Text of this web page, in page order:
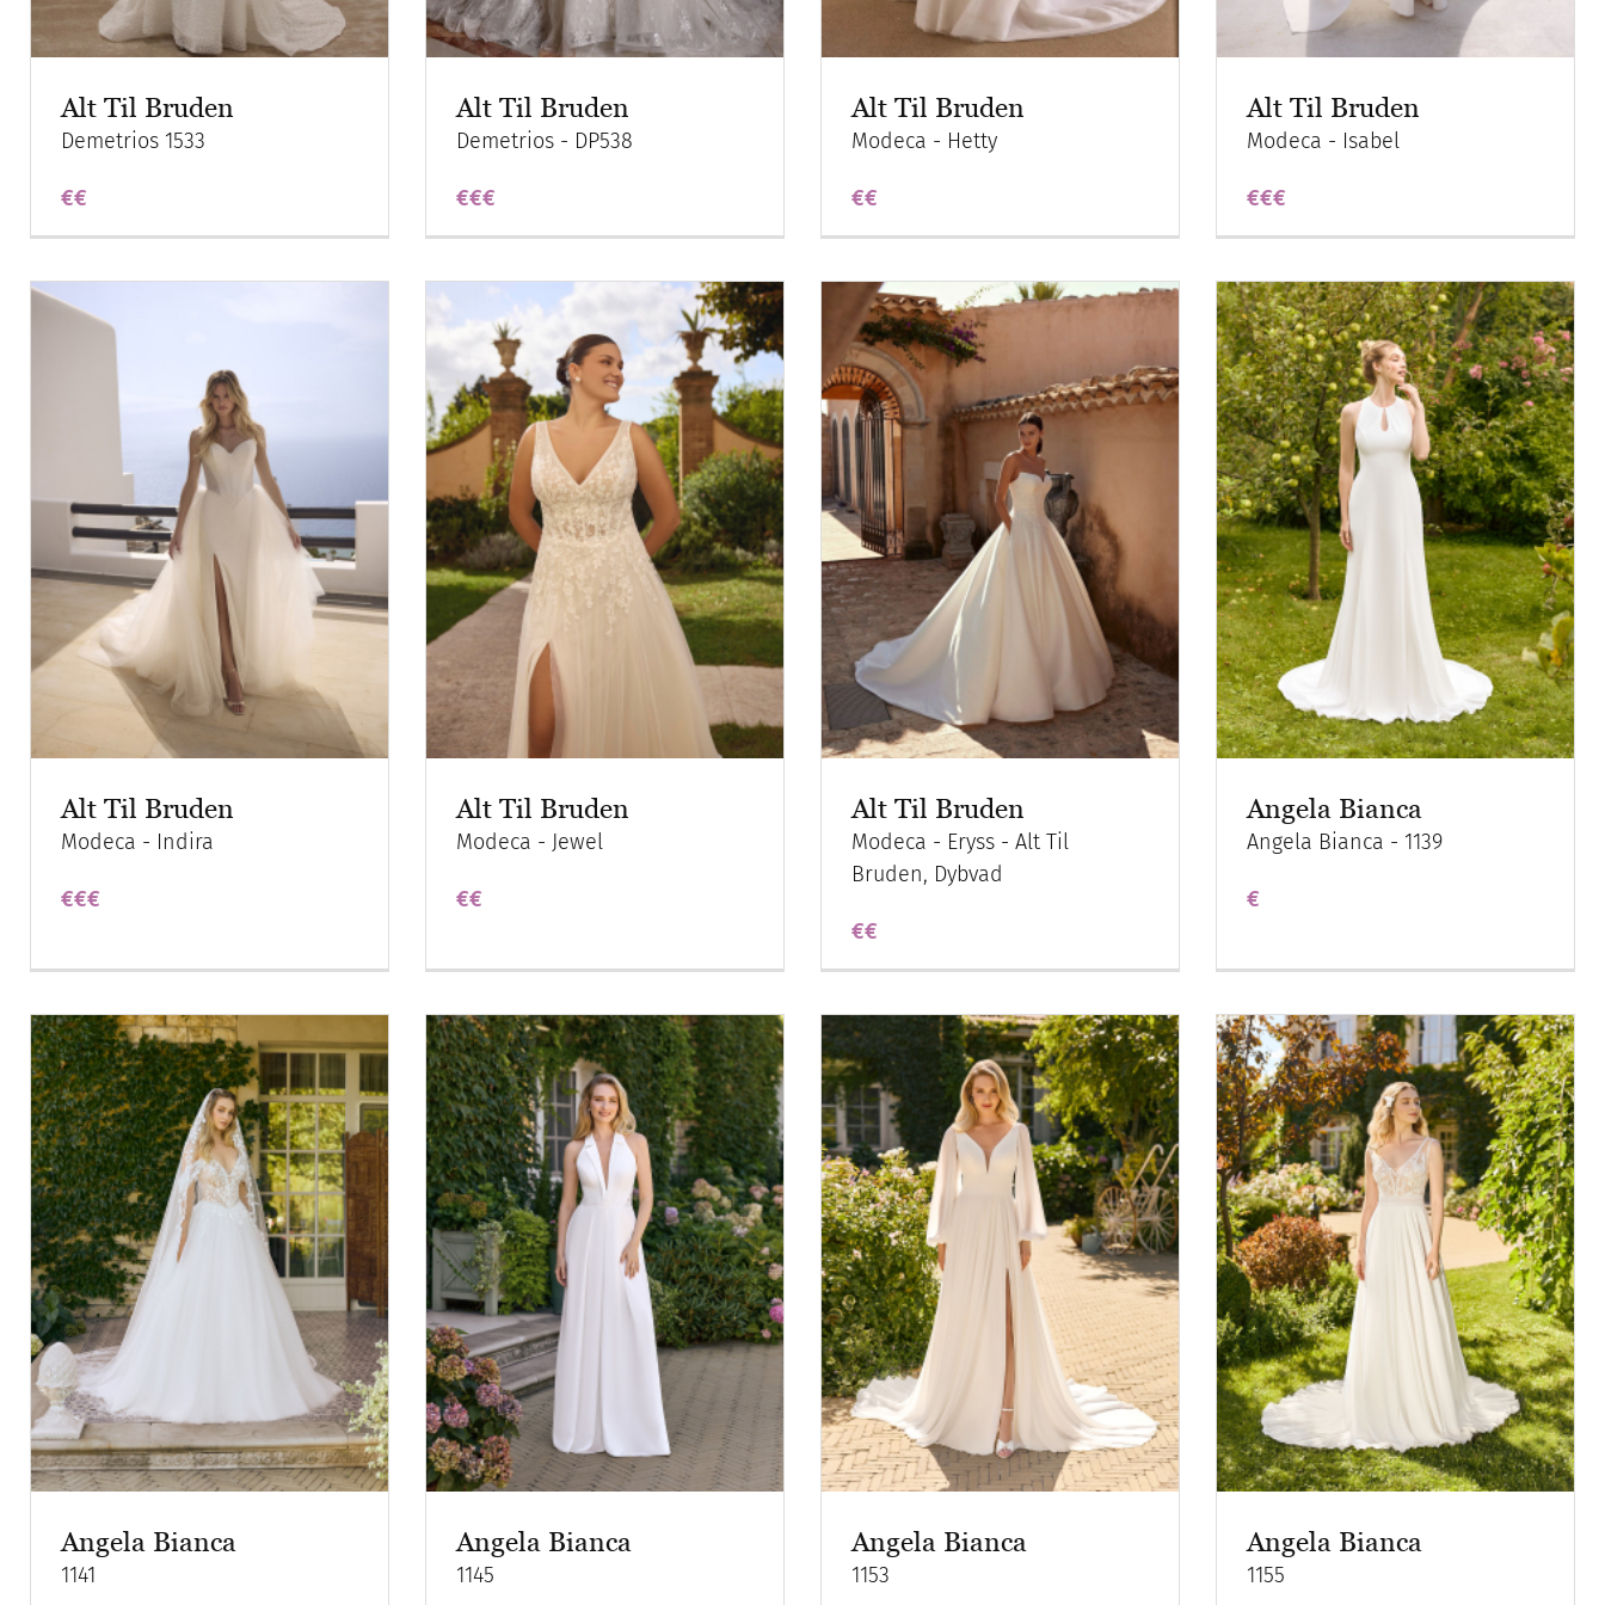
Alt Til Bruden
Demetrios 1533
€€
Alt Til Bruden
Demetrios - DP538
€€€
Alt Til Bruden
Modeca - Hetty
€€
Alt Til Bruden
Modeca - Isabel
€€€
Alt Til Bruden
Modeca - Indira
€€€
Alt Til Bruden
Modeca - Jewel
€€
Alt Til Bruden
Modeca - Eryss - Alt Til
Bruden, Dybvad
€€
Angela Bianca
Angela Bianca - 1139
€
Angela Bianca
1141
Angela Bianca
1145
Angela Bianca
1153
Angela Bianca
1155